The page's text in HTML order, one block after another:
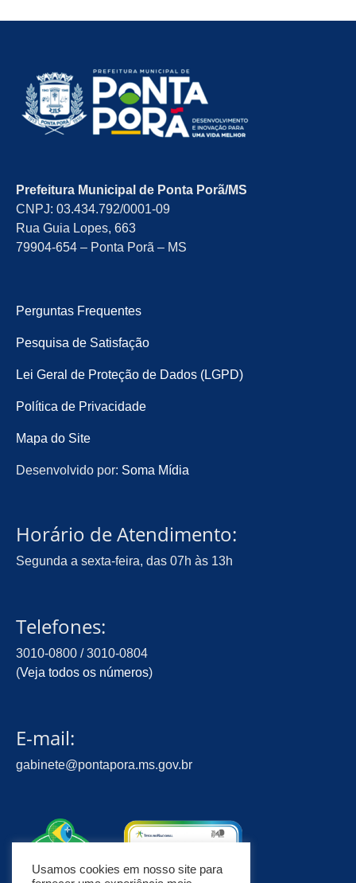
Prefeitura Municipal de Ponta Porã/MS
CNPJ: 03.434.792/0001-09
Rua Guia Lopes, 663
79904-654 – Ponta Porã – MS
Perguntas Frequentes
Pesquisa de Satisfação
Lei Geral de Proteção de Dados (LGPD)
Política de Privacidade
Mapa do Site
Desenvolvido por: Soma Mídia
Horário de Atendimento:
Segunda a sexta-feira, das 07h às 13h
Telefones:
3010-0800 / 3010-0804
(Veja todos os números)
E-mail:
gabinete@pontapora.ms.gov.br
Usamos cookies em nosso site para